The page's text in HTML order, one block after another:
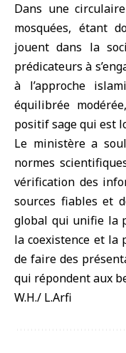
Dans une
mosquées, étant
jouent dans la
prédicateurs à
à l’approche
équilibrée
positif sage qui est
Le ministère a
normes
vérification des
sources fiables et
global qui unifie la
la coexistence et la
de faire des
qui répondent aux
W.H./ L.Arfi